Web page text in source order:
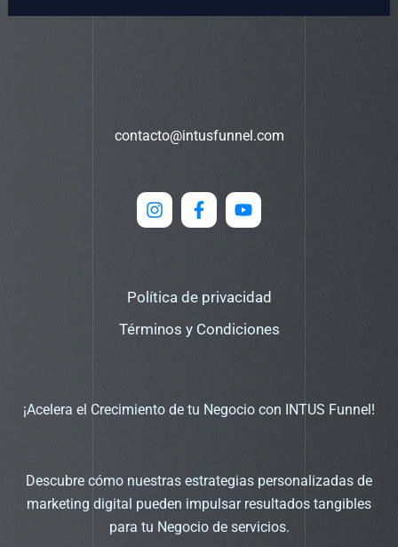
contacto@intusfunnel.com
Política de privacidad
Términos y Condiciones
¡Acelera el Crecimiento de tu Negocio con INTUS Funnel!
Descubre cómo nuestras estrategias personalizadas de
marketing digital pueden impulsar resultados tangibles
para tu Negocio de servicios.